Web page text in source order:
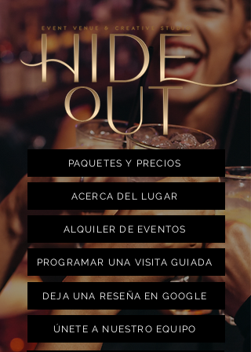
PAQUETES Y PRECIOS
ACERCA DEL LUGAR
ALQUILER DE EVENTOS
PROGRAMAR UNA VISITA GUIADA
DEJA UNA RESEÑA EN GOOGLE
ÚNETE A NUESTRO EQUIPO